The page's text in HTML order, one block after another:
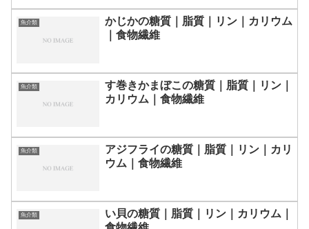
魚介類
かじかの糖質｜脂質｜リン｜カリウム
｜食物繊維
魚介類
す巻きかまぼこの糖質｜脂質｜リン｜
カリウム｜食物繊維
魚介類
アジフライの糖質｜脂質｜リン｜カリ
ウム｜食物繊維
魚介類
い貝の糖質｜脂質｜リン｜カリウム｜